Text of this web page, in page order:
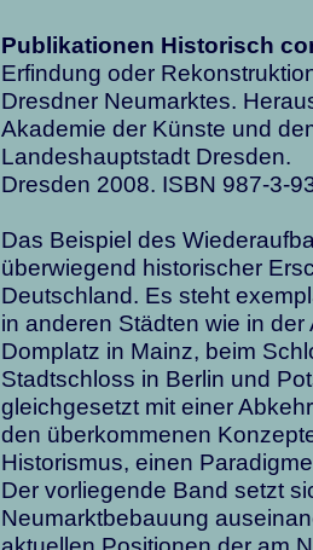
Publikationen Historisch
Erfindung oder
Dresdner Neumarktes.
Akademie der Künste und
Landeshauptstadt Dresden.
Dresden 2008. ISBN 987-3-
Das Beispiel des
überwiegend historischer
Deutschland. Es steht
in anderen Städten wie in
Domplatz in Mainz, beim
Stadtschloss in Berlin und
gleichgesetzt mit einer
den überkommenen
Historismus, einen
Der vorliegende Band setzt
Neumarktbebauung